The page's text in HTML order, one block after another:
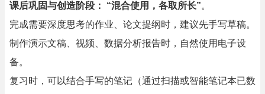
课后巩固与创造阶段：
“混合使用，各取所长”。
完成需要深度思考的作业、论文提纲时，建议先手写草稿。
制作演示文稿、视频、数据分析报告时，自然使用电子设
备。
复习时，可以结合手写的笔记（通过扫描或智能笔记本已数